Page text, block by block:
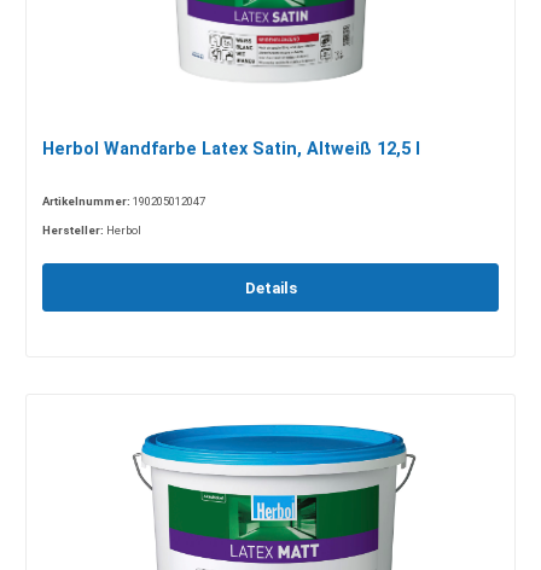
Herbol Wandfarbe Latex Satin, Altweiß 12,5 l
Artikelnummer: 190205012047
Hersteller: Herbol
Details